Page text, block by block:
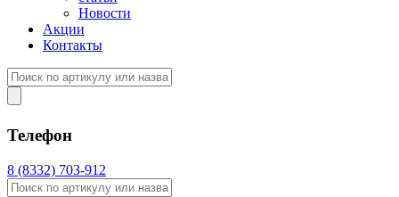
Новости
Акции
Контакты
Телефон
8 (8332) 703-912